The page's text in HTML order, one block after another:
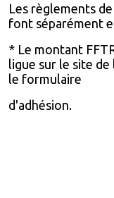
Les règlements
font séparément
* Le montant
ligue sur le site de
le formulaire
d'adhésion.